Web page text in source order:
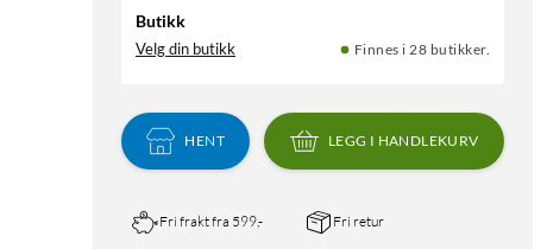
Butikk
Velg din butikk Finnes i 28 butikker.
HENT LEGG I HANDLEKURV
Fri frakt fra 599,- Fri retur